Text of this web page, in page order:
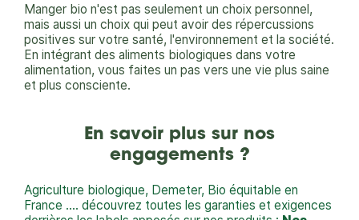
Manger bio n'est pas seulement un choix personnel,
mais aussi un choix qui peut avoir des répercussions
positives sur votre santé, l'environnement et la société.
En intégrant des aliments biologiques dans votre
alimentation, vous faites un pas vers une vie plus saine
et plus consciente.
En savoir plus sur nos
engagements ?
​Agriculture biologique, Demeter, Bio équitable en
France .... découvrez toutes les garanties et exigences